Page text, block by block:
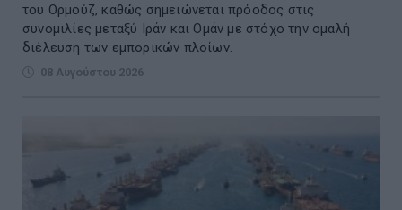
του Ορμούζ, καθώς σημειώνεται πρόοδος στις
συνομιλίες μεταξύ Ιράν και Ομάν με στόχο την ομαλή
διέλευση των εμπορικών πλοίων.
08 Αυγούστου 2026